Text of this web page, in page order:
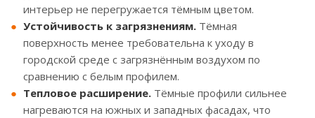
интерьер не перегружается тёмным цветом.
Устойчивость к загрязнениям. Тёмная
поверхность менее требовательна к уходу в
городской среде с загрязнённым воздухом по
сравнению с белым профилем.
Тепловое расширение. Тёмные профили сильнее
нагреваются на южных и западных фасадах, что